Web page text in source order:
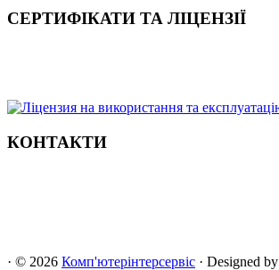
СЕРТИФІКАТИ ТА ЛІЦЕНЗІЇ
КОНТАКТИ
· © 2026 Комп'ютерінтерсервіс · Designed by